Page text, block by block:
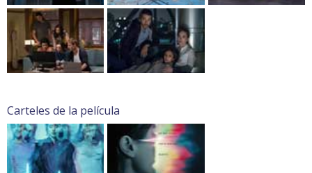
Carteles de la película